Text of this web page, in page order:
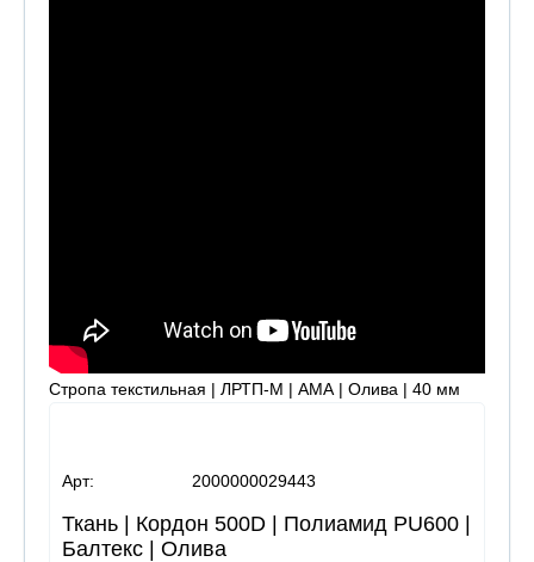
Стропа текстильная | ЛРТП-М | АМА | Олива | 40 мм
Арт: 2000000029443
Ткань | Кордон 500D | Полиамид PU600 |
Балтекс | Олива